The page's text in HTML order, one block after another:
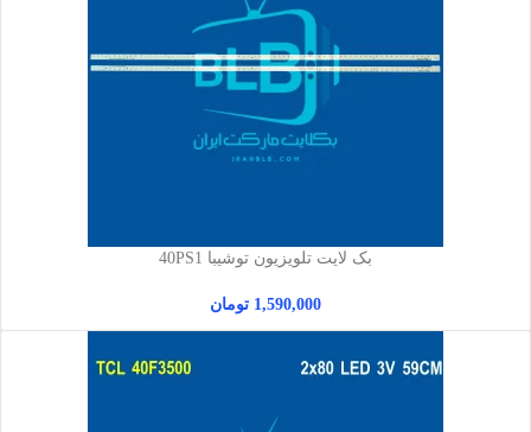
بک لایت تلویزیون توشیبا 40PS1
1,590,000 تومان